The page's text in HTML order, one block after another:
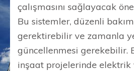
çalışmasını sağlayacak
Bu sistemler, düzenli
gerektirebilir ve zamanla
güncellenmesi gerekebilir.
inşaat projelerinde elektrik